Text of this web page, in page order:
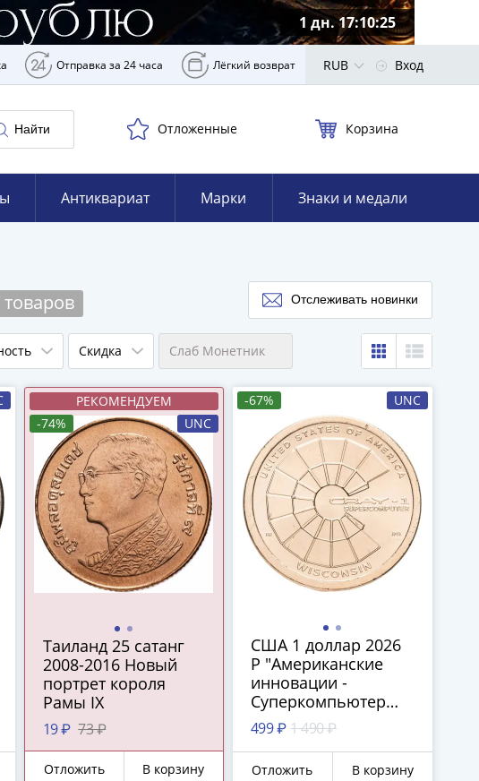
1 дн. 17:10:24
Отправка за 24 часа Лёгкий возврат RUB Вход
Найти Отложенные Корзина
Антиквариат Марки Знаки и медали
товаров Отслеживать новинки
Скидка Слаб Монетник
РЕКОМЕНДУЕМ
-74%
UNC
Таиланд 25 сатанг
2008-2016 Новый
портрет короля
Рамы IX
19 ₽ 73 ₽
Отложить В корзину
-67% UNC
США 1 доллар 2026
P "Американские
инновации -
Суперкомпьютер
Cray-1 (Висконсин)"
499 ₽ 1 490 ₽
Отложить В корзину